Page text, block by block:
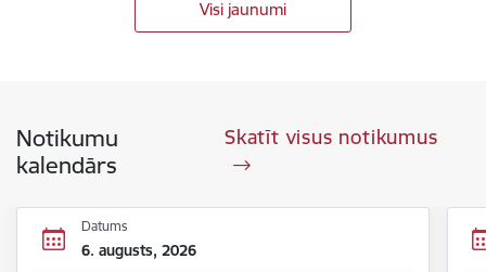
Visi jaunumi
Notikumu
kalendārs
Skatīt visus notikumus
Datums
6. augusts, 2026